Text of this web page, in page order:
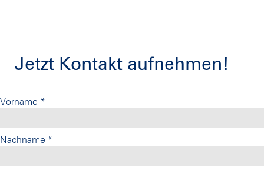
Jetzt Kontakt aufnehmen!
Vorname *
Nachname *